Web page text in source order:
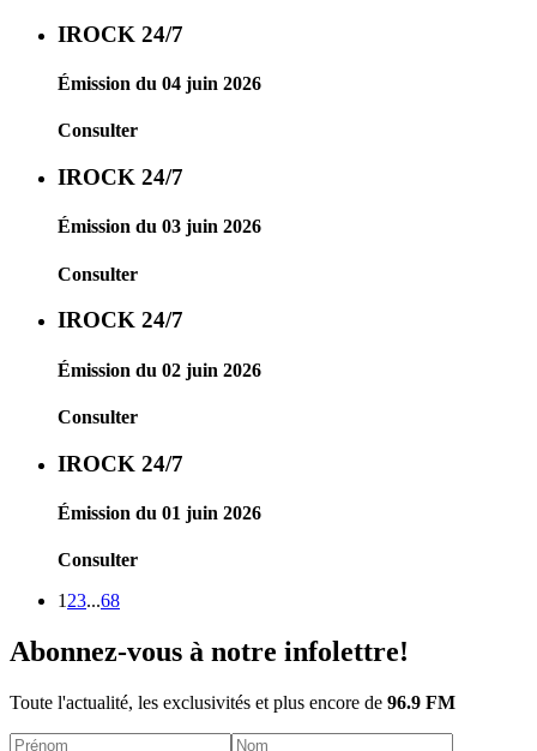
IROCK 24/7
Émission du 04 juin 2026
Consulter
IROCK 24/7
Émission du 03 juin 2026
Consulter
IROCK 24/7
Émission du 02 juin 2026
Consulter
IROCK 24/7
Émission du 01 juin 2026
Consulter
1 23...68
Abonnez-vous à notre infolettre!
Toute l'actualité, les exclusivités et plus encore de 96.9 FM